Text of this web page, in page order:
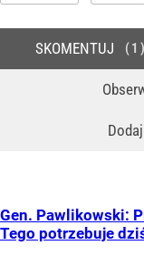
SKOMENTUJ 1
Gen. Pawlikowski:
Tego potrzebuje